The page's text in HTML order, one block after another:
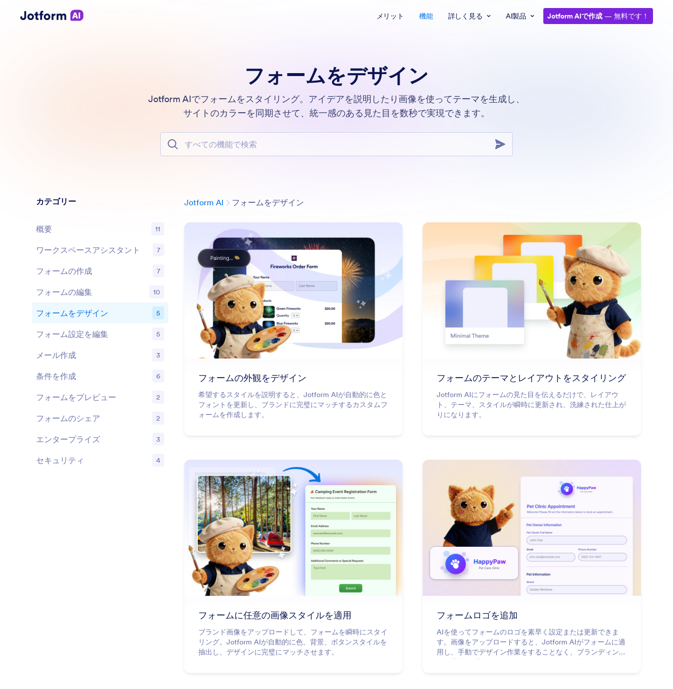
メリット 機能 詳しく見る AI製品 Jotform AIで作成 — 無料です！
フォームをデザイン
Jotform AIでフォームをスタイリング。アイデアを説明したり画像を使ってテーマを生成し、
サイトのカラーを同期させて、統一感のある見た目を数秒で実現できます。
すべての機能で検索
Jotform AI フォームをデザイン
詳細はこちら: Design Your Form Appearance
フォームの外観をデザイン
希望するスタイルを説明すると、Jotform AIが自動的に色と
フォントを更新し、ブランドに完璧にマッチするカスタムフ
ォームを作成します。
詳細はこちら: Style Form Theme and Layout
フォームのテーマとレイアウトをスタイリング
Jotform AIにフォームの見た目を伝えるだけで、レイアウ
ト、テーマ、スタイルが瞬時に更新され、洗練された仕上が
りになります。
詳細はこちら: Apply Any Image Style to Your Form
フォームに任意の画像スタイルを適用
ブランド画像をアップロードして、フォームを瞬時にスタイ
リング。Jotform AIが自動的に色、背景、ボタンスタイルを
抽出し、デザインに完璧にマッチさせます。
詳細はこちら: Add Form Logo
フォームロゴを追加
AIを使ってフォームのロゴを素早く設定または更新できま
す。画像をアップロードすると、Jotform AIがフォームに適
用し、手動でデザイン作業をすることなく、ブランディング
カテゴリー
概要 11
機能
ワークスペースアシスタント 7
機能
フォームの作成 7
機能
フォームの編集 10
機能
フォームをデザイン 5
機能
フォーム設定を編集 5
機能
メール作成 3
機能
条件を作成 6
機能
フォームをプレビュー 2
機能
フォームのシェア 2
機能
エンタープライズ 3
機能
セキュリティ 4